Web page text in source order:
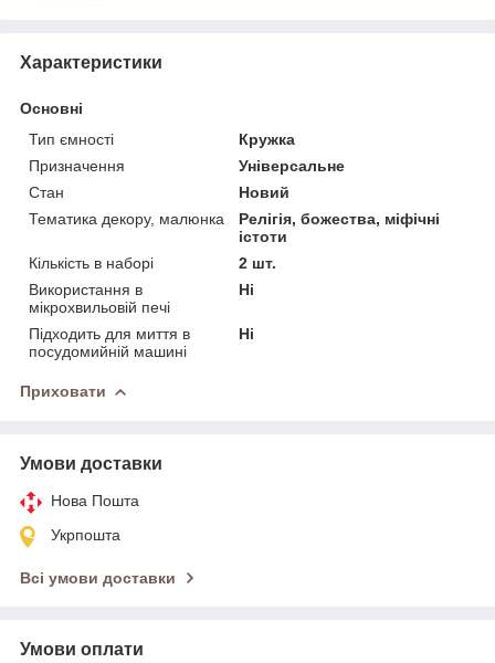
Характеристики
Основні
Тип ємності
Кружка
Призначення
Універсальне
Стан
Новий
Тематика декору, малюнка
Релігія, божества, міфічні
істоти
Кількість в наборі
2 шт.
Використання в
мікрохвильовій печі
Ні
Підходить для миття в
посудомийній машині
Ні
Приховати
Умови доставки
Нова Пошта
Укрпошта
Всі умови доставки
Умови оплати